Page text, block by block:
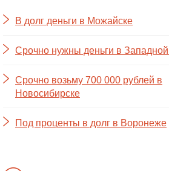
В долг деньги в Можайске
Срочно нужны деньги в
Срочно возьму 700 000 рублей в
Новосибирске
Под проценты в долг в Воронеже